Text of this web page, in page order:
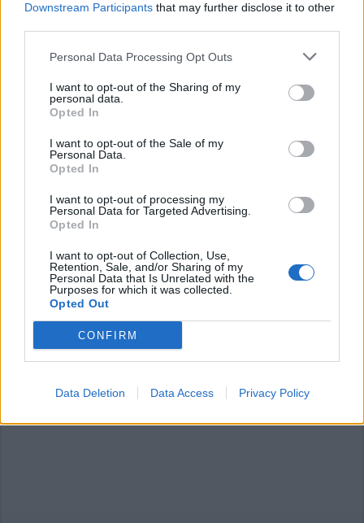
Downstream Participants that may further disclose it to other
Personal Data Processing Opt Outs
I want to opt-out of the Sharing of my
personal data.
Opted In
I want to opt-out of the Sale of my
Personal Data.
Opted In
I want to opt-out of processing my
Personal Data for Targeted Advertising.
Opted In
I want to opt-out of Collection, Use,
Retention, Sale, and/or Sharing of my
Personal Data that Is Unrelated with the
Purposes for which it was collected.
Opted Out
CONFIRM
Data Deletion Data Access Privacy Policy
Iscriviti alla
newsletter
Accedioregistrati per commentare questo
commento esprime il pensiero dell'autore e non rappresenta la linea editoriale
di VareseNews.it, che rimane autonoma e indipendente. I messaggi inclusi nei
commenti non sono testi giornalistici, ma post inviati dai singoli lettori che
possono essere automaticamente pubblicati senza filtro preventivo. I commenti